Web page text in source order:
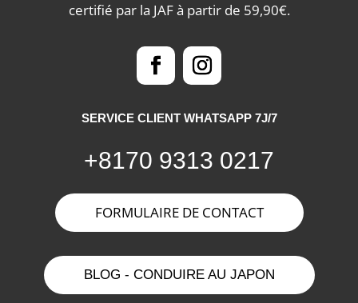
certifié par la JAF à partir de 59,90€.
SERVICE CLIENT WHATSAPP 7J/7
+8170 9313 0217
FORMULAIRE DE CONTACT
BLOG - CONDUIRE AU JAPON